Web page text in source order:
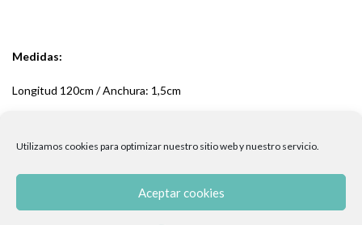
Utilizamos cookies para optimizar nuestro sitio web y nuestro servicio.
Aceptar cookies
Medidas:
Longitud 120cm / Anchura: 1,5cm
inoxidable.
Consejos:Es recomendable lavarlo a mano para que dure mucho